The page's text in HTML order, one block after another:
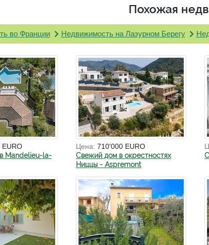
Похожая
во Франции Недвижимость на Лазурном Берегу
EURO
Mandelieu-la-
Цена: 710'000 EURO
Свежий дом в окрестностях
Ниццы - Aspremont